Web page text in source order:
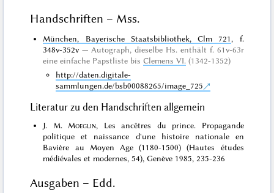
Handschriften – Mss.
München, Bayerische Staatsbibliothek, Clm 721 , f.
348v-352v
Autograph, dieselbe Hs. enthält f. 61v-63r
eine einfache Papstliste bisClemens VI. (1342-1352)
http://daten.digitale-
sammlungen.de/bsb00088265/image_725
Literatur zu den Handschriften allgemein
J. M. Moeglin, Les ancêtres du prince. Propagande
politique et naissance d'une histoire nationale en
Bavière au Moyen Age (1180-1500) (Hautes études
médiévales et modernes, 54), Genève 1985, 235-236
Ausgaben – Edd.